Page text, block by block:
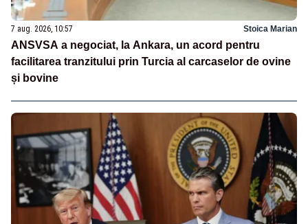
7 aug. 2026, 10:57 Stoica Marian
ANSVSA a negociat, la Ankara, un acord pentru
facilitarea tranzitului prin Turcia al carcaselor de ovine
și bovine